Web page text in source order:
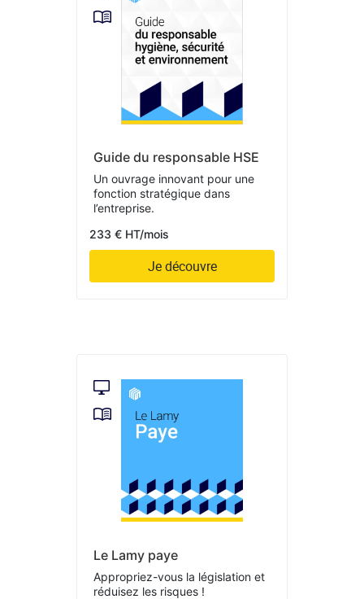
Guide du responsable HSE
Un ouvrage innovant pour une
fonction stratégique dans
l’entreprise.
233 € HT/mois
Je découvre
Le Lamy paye
Appropriez-vous la législation et
réduisez les risques !